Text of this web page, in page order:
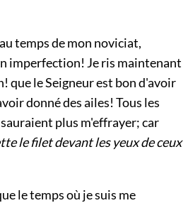
temps de mon noviciat,
imperfection! Je ris maintenant
que le Seigneur est bon d'avoir
donné des ailes! Tous les
plus m'effrayer; car
le filet devant les yeux de ceux
le temps où je suis me